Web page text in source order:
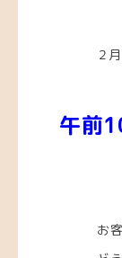
２
午前
お